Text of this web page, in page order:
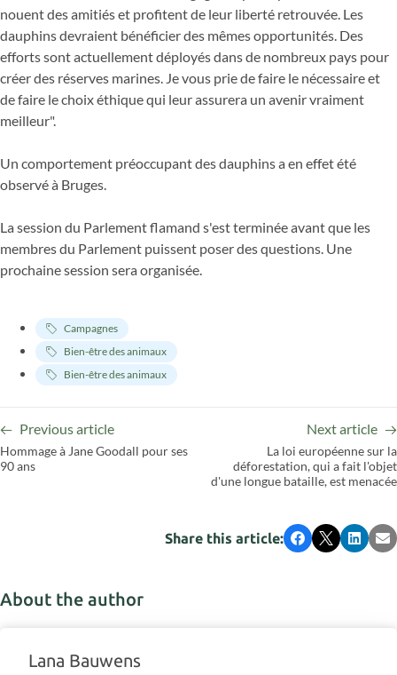
nouent des amitiés et profitent de leur liberté retrouvée. Les
dauphins devraient bénéficier des mêmes opportunités. Des
efforts sont actuellement déployés dans de nombreux pays pour
créer des réserves marines. Je vous prie de faire le nécessaire et
de faire le choix éthique qui leur assurera un avenir vraiment
meilleur".
Un comportement préoccupant des dauphins a en effet été
observé à Bruges.
La session du Parlement flamand s'est terminée avant que les
membres du Parlement puissent poser des questions. Une
prochaine session sera organisée.
Campagnes
Bien-être des animaux
Bien-être des animaux
Previous article
Hommage à Jane Goodall pour ses
90 ans
Next article
La loi européenne sur la
déforestation, qui a fait l'objet
d'une longue bataille, est menacée
Share this article: Facebook
X
About the author
Lana Bauwens